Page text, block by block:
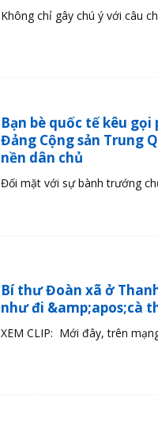
Không chỉ gây chú ý với câu
Bạn bè quốc tế kêu
Đảng Cộng sản Trung
nền dân chủ
Đối mặt với sự bành trướng
Bí thư Đoàn xã ở
như đi &amp;apos;cà
XEM CLIP: Mới đây, trên